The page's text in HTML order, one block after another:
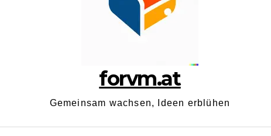
forvm.at
Gemeinsam wachsen, Ideen erblühen